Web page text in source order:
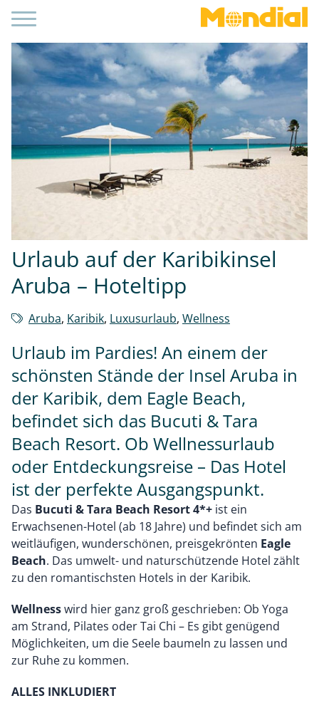
Urlaub auf der Karibikinsel
Aruba – Hoteltipp
Aruba, Karibik, Luxusurlaub, Wellness
Urlaub im Pardies! An einem der
schönsten Stände der Insel Aruba in
der Karibik, dem Eagle Beach,
befindet sich das Bucuti & Tara
Beach Resort. Ob Wellnessurlaub
oder Entdeckungsreise – Das Hotel
ist der perfekte Ausgangspunkt.
Das Bucuti & Tara Beach Resort 4*+ ist ein
Erwachsenen-Hotel (ab 18 Jahre) und befindet sich am
weitläufigen, wunderschönen, preisgekrönten Eagle
Beach. Das umwelt- und naturschützende Hotel zählt
zu den romantischsten Hotels in der Karibik.
Wellnesswird hier ganz groß geschrieben: Ob Yoga
am Strand, Pilates oder Tai Chi – Es gibt genügend
Möglichkeiten, um die Seele baumeln zu lassen und
zur Ruhe zu kommen.
ALLES INKLUDIERT